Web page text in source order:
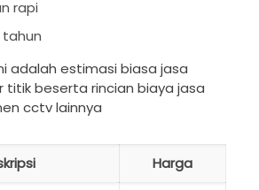
rapi
tahun
adalah estimasi biasa jasa
beserta rincian biaya jasa
cctv lainnya
Harga